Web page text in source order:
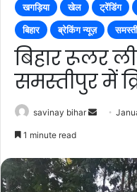
खगड़िया खेल ट्रेंडिंग
बिहार
ब्रेकिंग न्यूज़
बिहार रूलर
समस्तीपुर में
savinay bihar
Send
1 minute read